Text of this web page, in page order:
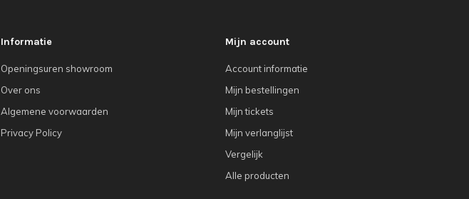
Informatie
Openingsuren showroom
Over ons
Algemene voorwaarden
Privacy Policy
Mijn account
Account informatie
Mijn bestellingen
Mijn tickets
Mijn verlanglijst
Vergelijk
Alle producten